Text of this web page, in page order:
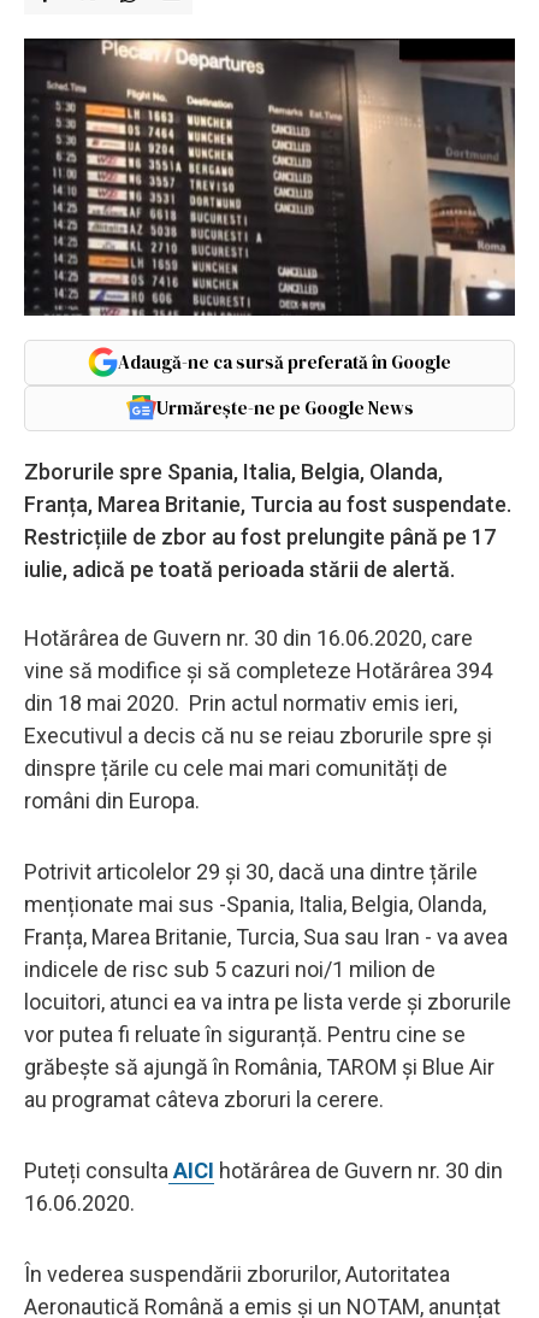
Adaugă-ne ca sursă preferată în Google
Urmărește-ne pe Google News
Zborurile spre Spania, Italia, Belgia, Olanda,
Franța, Marea Britanie, Turcia au fost suspendate.
Restricțiile de zbor au fost prelungite până pe 17
iulie, adică pe toată perioada stării de alertă.
Hotărârea de Guvern nr. 30 din 16.06.2020, care
vine să modifice și să completeze Hotărârea 394
din 18 mai 2020. Prin actul normativ emis ieri,
Executivul a decis că nu se reiau zborurile spre și
dinspre țările cu cele mai mari comunități de
români din Europa.
Potrivit articolelor 29 și 30, dacă una dintre țările
menționate mai sus -Spania, Italia, Belgia, Olanda,
Franța, Marea Britanie, Turcia, Sua sau Iran - va avea
indicele de risc sub 5 cazuri noi/1 milion de
locuitori, atunci ea va intra pe lista verde și zborurile
vor putea fi reluate în siguranță. Pentru cine se
grăbește să ajungă în România, TAROM și Blue Air
au programat câteva zboruri la cerere.
Puteți consulta AICI hotărârea de Guvern nr. 30 din
16.06.2020.
În vederea suspendării zborurilor, Autoritatea
Aeronautică Română a emis și un NOTAM, anunțat